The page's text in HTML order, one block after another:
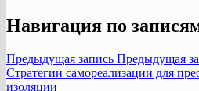
Навигация по
Предыдущая запись Предыдущая
Стратегии самореализации для
изоляции